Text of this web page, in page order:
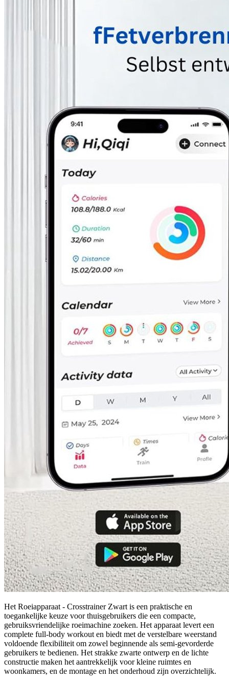
Het Roeiapparaat - Crosstrainer Zwart is een praktische en
toegankelijke keuze voor thuisgebruikers die een compacte,
gebruiksvriendelijke roeimachine zoeken. Het apparaat levert een
complete full-body workout en biedt met de verstelbare weerstand
voldoende flexibiliteit om zowel beginnende als semi-gevorderde
gebruikers te bedienen. Het strakke zwarte ontwerp en de lichte
constructie maken het aantrekkelijk voor kleine ruimtes en
woonkamers, en de montage en het onderhoud zijn overzichtelijk.